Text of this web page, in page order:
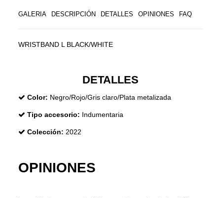
GALERIA DESCRIPCIÓN DETALLES OPINIONES FAQ
WRISTBAND L BLACK/WHITE
DETALLES
Color: Negro/Rojo/Gris claro/Plata metalizada
Tipo accesorio: Indumentaria
Colección: 2022
OPINIONES